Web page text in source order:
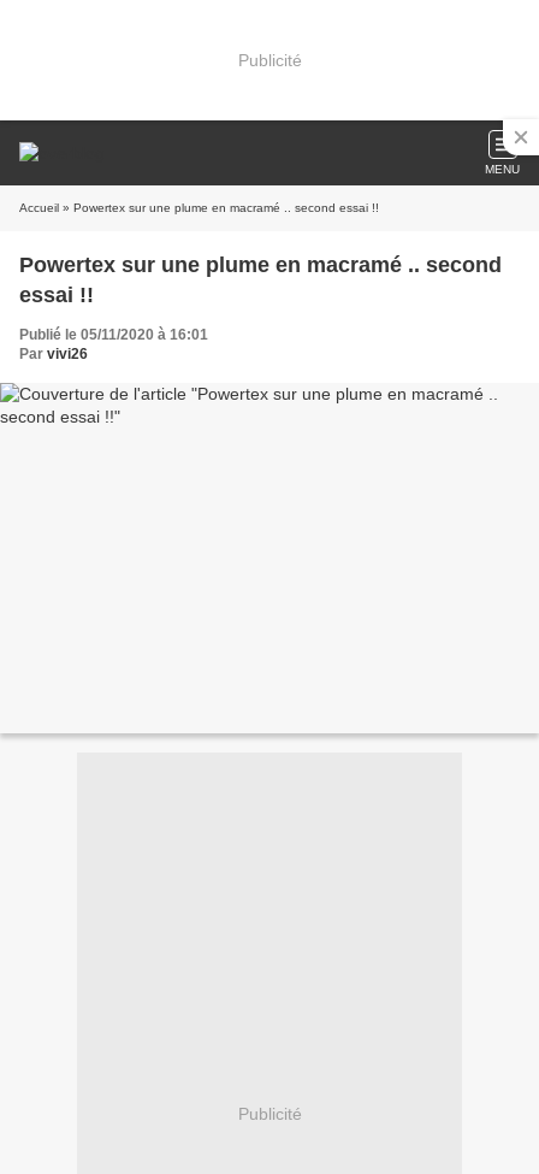
Publicité
MENU
Accueil » Powertex sur une plume en macramé .. second essai !!
Powertex sur une plume en macramé .. second
essai !!
Publié le 05/11/2020 à 16:01
Par vivi26
Publicité